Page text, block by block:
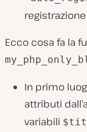
Ecco cosa fa la
In primo
attributi
variabili